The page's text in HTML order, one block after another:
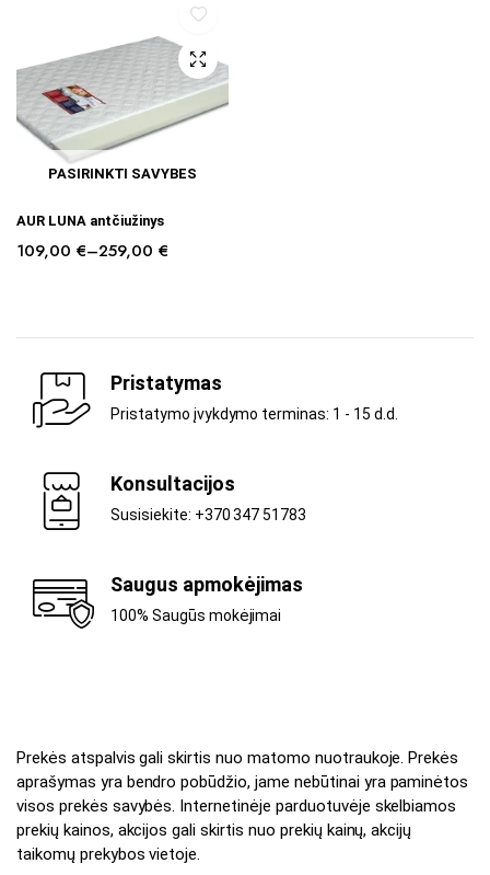
PASIRINKTI SAVYBES
AUR LUNA antčiužinys
109,00 €–259,00 €
Pristatymas
Pristatymo įvykdymo terminas: 1 - 15 d.d.
Konsultacijos
Susisiekite: +370 347 51783
Saugus apmokėjimas
100% Saugūs mokėjimai
Prekės atspalvis gali skirtis nuo matomo nuotraukoje. Prekės
aprašymas yra bendro pobūdžio, jame nebūtinai yra paminėtos
visos prekės savybės. Internetinėje parduotuvėje skelbiamos
prekių kainos, akcijos gali skirtis nuo prekių kainų, akcijų
taikomų prekybos vietoje.